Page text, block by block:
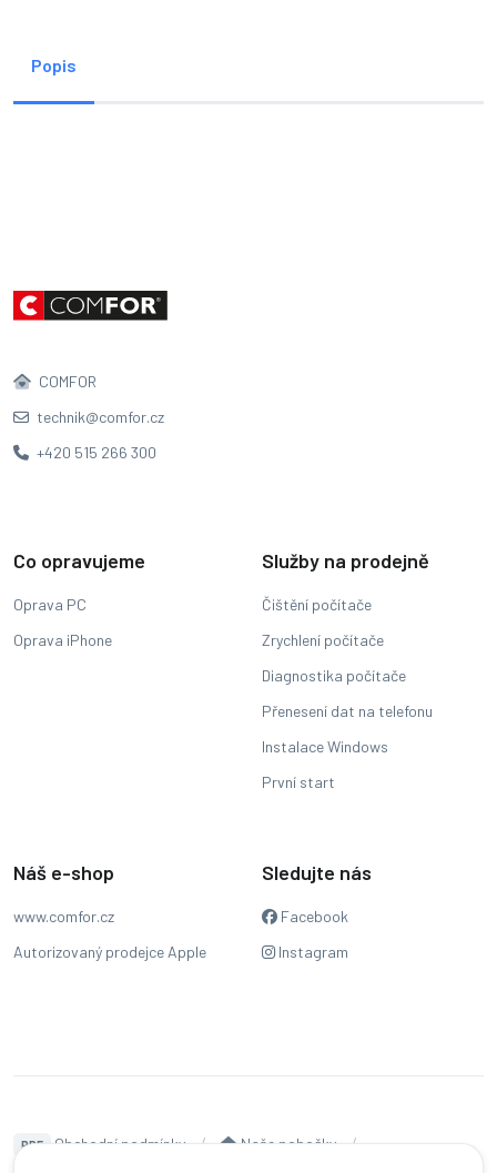
Popis
COMFOR
technik@comfor.cz
+420 515 266 300
Co opravujeme
Oprava PC
Oprava iPhone
Služby na prodejně
Čištění počítače
Zrychlení počítače
Diagnostika počítače
Přenesení dat na telefonu
Instalace Windows
První start
Náš e-shop
www.comfor.cz
Autorizovaný prodejce Apple
Sledujte nás
Facebook
Instagram
PDF Obchodní podmínky
Naše pobočky